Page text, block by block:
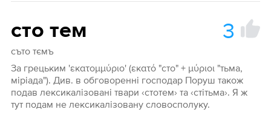
сто тем 3
съто тємъ
За грецьким 'εκατομμύριο' (εκατό "сто" + μύριοι "тьма,
міріада"). Див. в обговоренні господар Поруш також
подав лексикалізовані твари ‹стотем› та ‹стітьма›. Я ж
тут подам не лексикалізовану словосполуку.